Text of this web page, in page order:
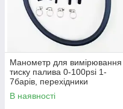
Манометр для вимірювання
тиску палива 0-100psi 1-
7барів, перехідники
В наявності